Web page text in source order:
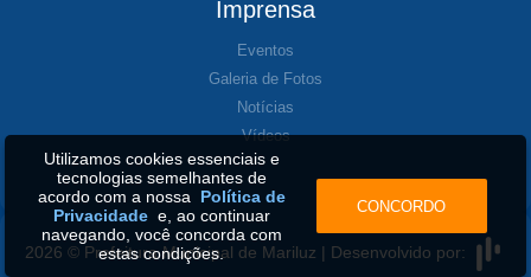
Imprensa
Eventos
Galeria de Fotos
Notícias
Vídeos
2026 © Prefeitura Municipal de Mariluz | Desenvolvido por:
Utilizamos cookies essenciais e
tecnologias semelhantes de
acordo com a nossa Política de
Privacidadee, ao continuar
navegando, você concorda com
estas condições.
CONCORDO